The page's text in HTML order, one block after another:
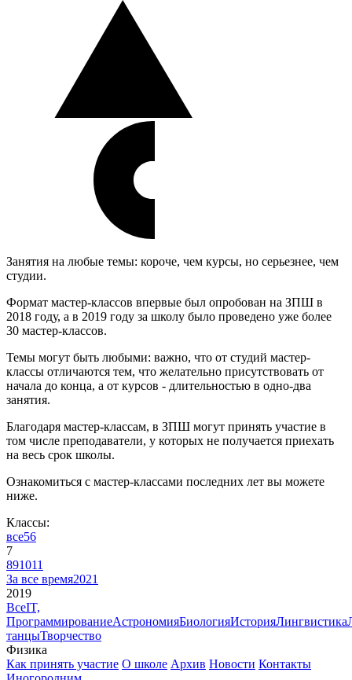
Занятия на любые темы: короче, чем курсы, но серьезнее, чем
студии.
Формат мастер-классов впервые был опробован на ЗПШ в
2018 году, а в 2019 году за школу было проведено уже более
30 мастер-классов.
Темы могут быть любыми: важно, что от студий мастер-
классы отличаются тем, что желательно присутствовать от
начала до конца, а от курсов - длительностью в одно-два
занятия.
Благодаря мастер-классам, в ЗПШ могут принять участие в
том числе преподаватели, у которых не получается приехать
на весь срок школы.
Ознакомиться с мастер-классами последних лет вы можете
ниже.
Классы:
все56
7
891011
За все время2021
2019
ВсеIT,
ПрограммированиеАстрономияБиологияИсторияЛингвистика
танцыТворчество
Физика
Как принять участие О школе Архив Новости Контакты